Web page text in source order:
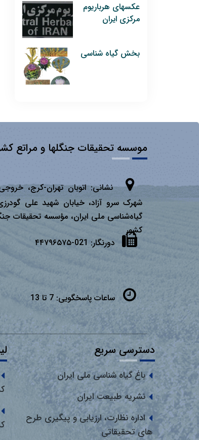
عکسهای هرباریوم
مرکزی ایران
بخش گیاه شناسی
موسسه تحقیقات جنگلها و مراتع
نشانی:اتوبان تهران­-كرج،
شهرک سرو آزاد، خیابان شهید علی
گیاه‌شناسی ملی ایران، مؤسسه تحقیقات
كشور
دورنگار: 021-۴۴۷۹۶۵۷۵
ساعات پاسخگویی: 7 تا 13
دسترسی سریع
باغ گیاه شناسی ملی ایران
نشریه طبیعت ایران
اداره نظارت، ارزیابی و پیگیری طرح
های تحقیقاتی